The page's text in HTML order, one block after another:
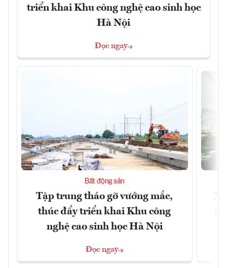
triển khai Khu công nghệ cao sinh học
Hà Nội
Đọc ngay
Bất động sản
Tập trung tháo gỡ vướng mắc,
thúc đẩy triển khai Khu công
nghệ cao sinh học Hà Nội
Đọc ngay